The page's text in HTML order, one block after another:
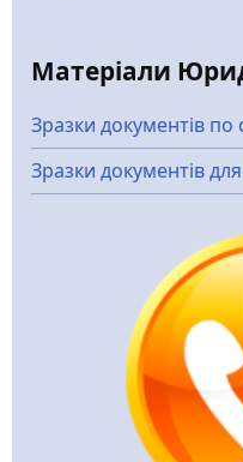
Матеріали
Зразки документів по
Зразки документів